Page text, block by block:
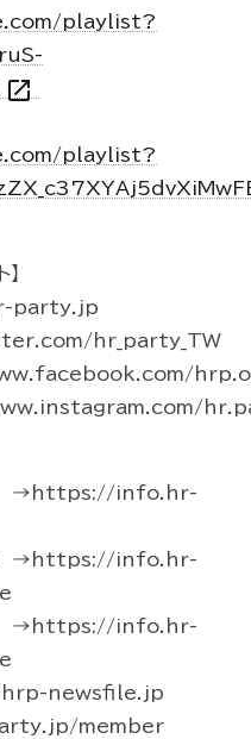
playlist?
open_in_new
playlist?
party.jp
hr_party_TW
info.hr-
info.hr-
info.hr-
hrp-newsfile.jp
member